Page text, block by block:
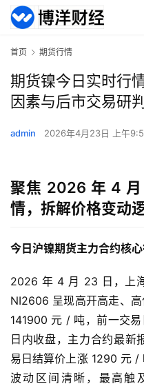
首页 期货行情
期货镍今日实时行
因素与后市交易研
admin 2026年4月23日 上午
聚焦 2026 年 4
情，拆解价格变动
今日沪镍期货主力合约核
2026 年 4 月 23 日，上
NI2606 呈现高开高走、
141900 元 / 吨，前一交
日内收盘，主力合约最
易日结算价上涨 1290 元 /
波动区间清晰，最高触